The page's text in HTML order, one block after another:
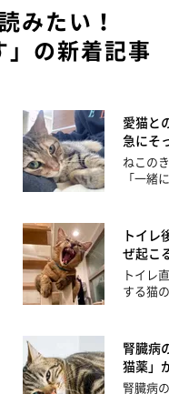
みたい！
」の新着記事
愛猫と
急にそ
ねこの
「一緒
トイレ
ぜ起こ
トイレ
する猫
腎臓病
猫薬」
腎臓病